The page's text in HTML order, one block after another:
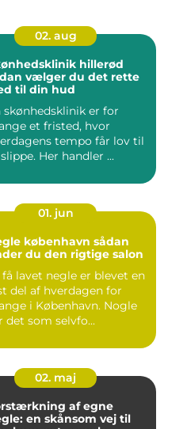
02. aug
hillerød
vælger du det rette
til din hud
skønhedsklinik er for
et fristed, hvor
tempo får lov til
Her handler ...
01. jun
københavn sådan
du den rigtige salon
lavet negle er blevet en
del af hverdagen for
i København. Nogle
det som selvfo...
02. maj
af egne
en skånsom vej til